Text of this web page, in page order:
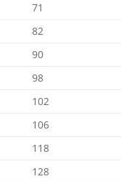
71
82
90
98
102
106
118
128